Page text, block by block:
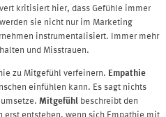
kritisiert hier, dass Gefühle immer
sie nicht nur im Marketing
instrumentalisiert. Immer mehr
und Misstrauen.
zu Mitgefühl verfeinern. Empathie
einfühlen kann. Es sagt nichts
Mitgefühl beschreibt den
erst entstehen, wenn sich Empathie mit